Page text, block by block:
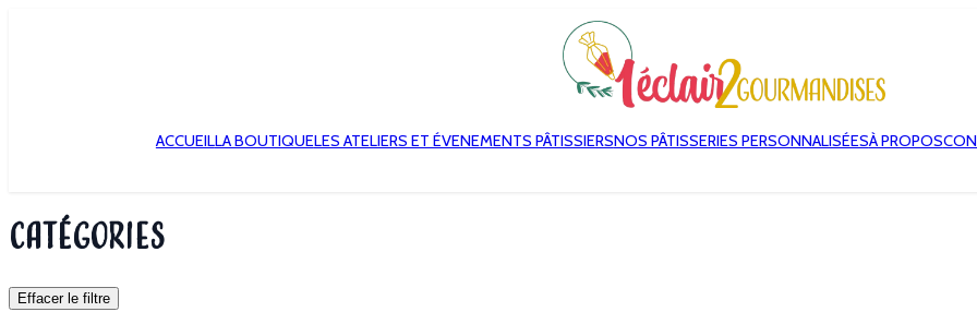
ACCUEILLA BOUTIQUELES ATELIERS ET ÉVENEMENTS PÂTISSIERSNOS PÂTISSERIES PERSONNALISÉESÀ PROPOS
Catégories
Effacer le filtre